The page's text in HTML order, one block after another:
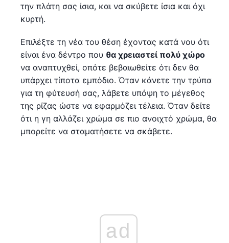
την πλάτη σας ίσια, και να σκύβετε ίσια και όχι
κυρτή.
Επιλέξτε τη νέα του θέση έχοντας κατά νου ότι
είναι ένα δέντρο που θα χρειαστεί πολύ χώρο
να αναπτυχθεί, οπότε βεβαιωθείτε ότι δεν θα
υπάρχει τίποτα εμπόδιο. Όταν κάνετε την τρύπα
για τη φύτευσή σας, λάβετε υπόψη το μέγεθος
της ρίζας ώστε να εφαρμόζει τέλεια. Όταν δείτε
ότι η γη αλλάζει χρώμα σε πιο ανοιχτό χρώμα, θα
μπορείτε να σταματήσετε να σκάβετε.
ad